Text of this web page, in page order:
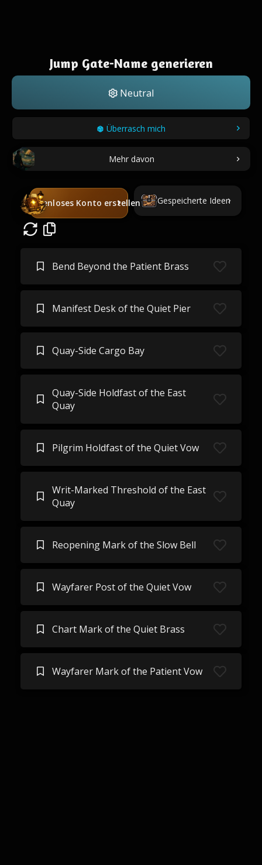
Jump Gate-Name generieren
Neutral
Überrasch mich
Mehr davon
Kostenloses Konto erstellen Gespeicherte Ideen
Bend Beyond the Patient Brass
Manifest Desk of the Quiet Pier
Quay-Side Cargo Bay
Quay-Side Holdfast of the East
Quay
Pilgrim Holdfast of the Quiet Vow
Writ-Marked Threshold of the East
Quay
Reopening Mark of the Slow Bell
Wayfarer Post of the Quiet Vow
Chart Mark of the Quiet Brass
Wayfarer Mark of the Patient Vow